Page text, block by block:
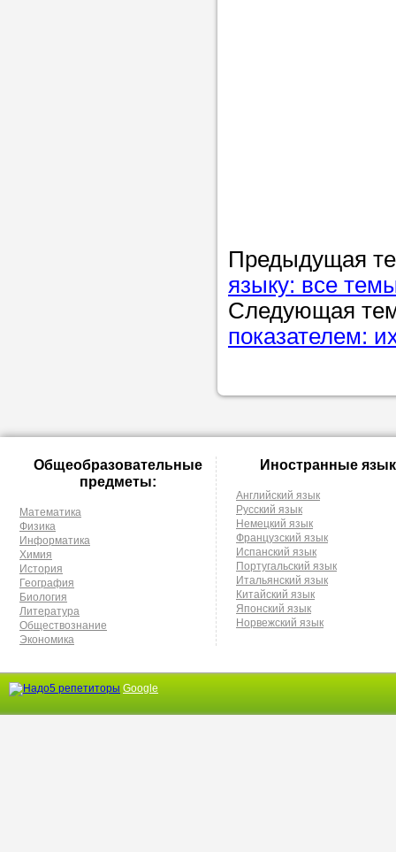
Предыдущая
языку: все
Следующая
показателем:
Общеобразовательные
предметы:
Математика
Физика
Информатика
Химия
История
География
Биология
Литература
Обществознание
Экономика
Иностранные
Английский язык
Русский язык
Немецкий язык
Французский язык
Испанский язык
Португальский язык
Итальянский язык
Китайский язык
Японский язык
Норвежский язык
Google